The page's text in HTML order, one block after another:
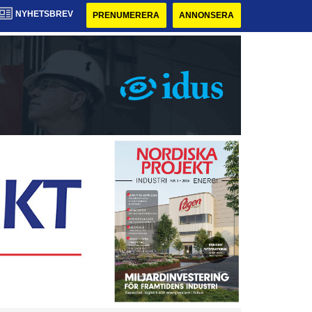
NYHETSBREV PRENUMERERA ANNONSERA